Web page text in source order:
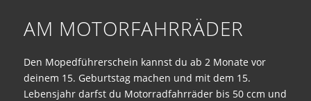
AM MOTORFAHRRÄDER
Den Mopedführerschein kannst du ab 2 Monate vor
deinem 15. Geburtstag machen und mit dem 15.
Lebensjahr darfst du Motorradfahrräder bis 50 ccm und